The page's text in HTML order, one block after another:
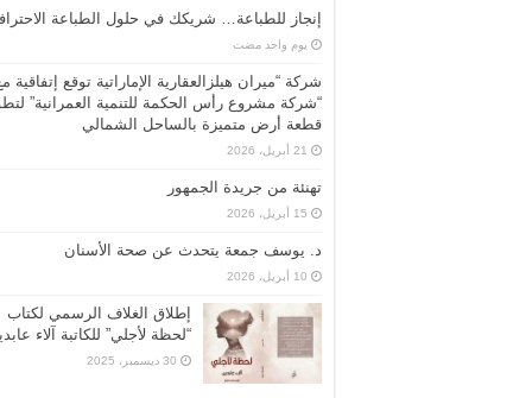
إنجاز للطباعة… شريكك في حلول الطباعة
‏يوم واحد مضت
شركة “ميران هيلزالعقارية الإماراتية توقع إتفاقية
“شركة مشروع رأس الحكمة للتنمية العمرانية”
قطعة أرض متميزة بالساحل الشمالي
21 أبريل، 2026
تهنئة من جريدة الجمهور
15 أبريل، 2026
د. يوسف جمعة يتحدث عن صحة الأسنان
10 أبريل، 2026
إطلاق الغلاف الرسمي لكتاب
“لحظة لأجلي” للكاتبة آلاء
30 ديسمبر، 2025